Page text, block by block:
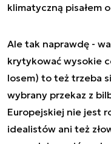
klimatyczną pisałem
Ale tak naprawdę -
krytykować wysokie
losem) to też trzeba
wybrany przekaz z
Europejskiej nie jest
idealistów ani też